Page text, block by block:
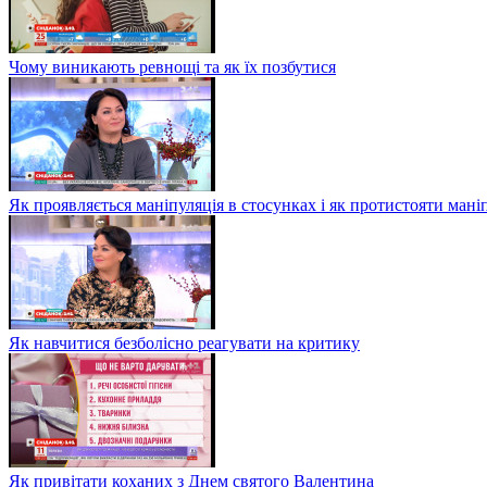
Чому виникають ревнощі та як їх позбутися
Як проявляється маніпуляція в стосунках і як протистояти
Як навчитися безболісно реагувати на критику
Як привітати коханих з Днем святого Валентина